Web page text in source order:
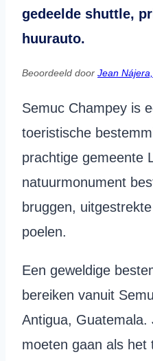
gedeelde shuttle,
huurauto.
Beoordeeld door Jean
Semuc Champey is
toeristische
prachtige gemeente
natuurmonument
bruggen,
poelen.
Een geweldige
bereiken vanuit
Antigua, Guatemala.
moeten gaan als het